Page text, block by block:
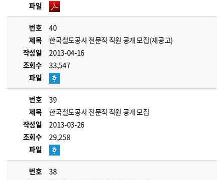
파일
번호
40
제목
한국철도공사 전문직 직원 공개 모집(재공고)
작성일
2013-04-16
조회수
33,547
파일
번호
39
제목
한국철도공사 전문직 직원 공개 모집
작성일
2013-03-26
조회수
29,258
파일
번호
38